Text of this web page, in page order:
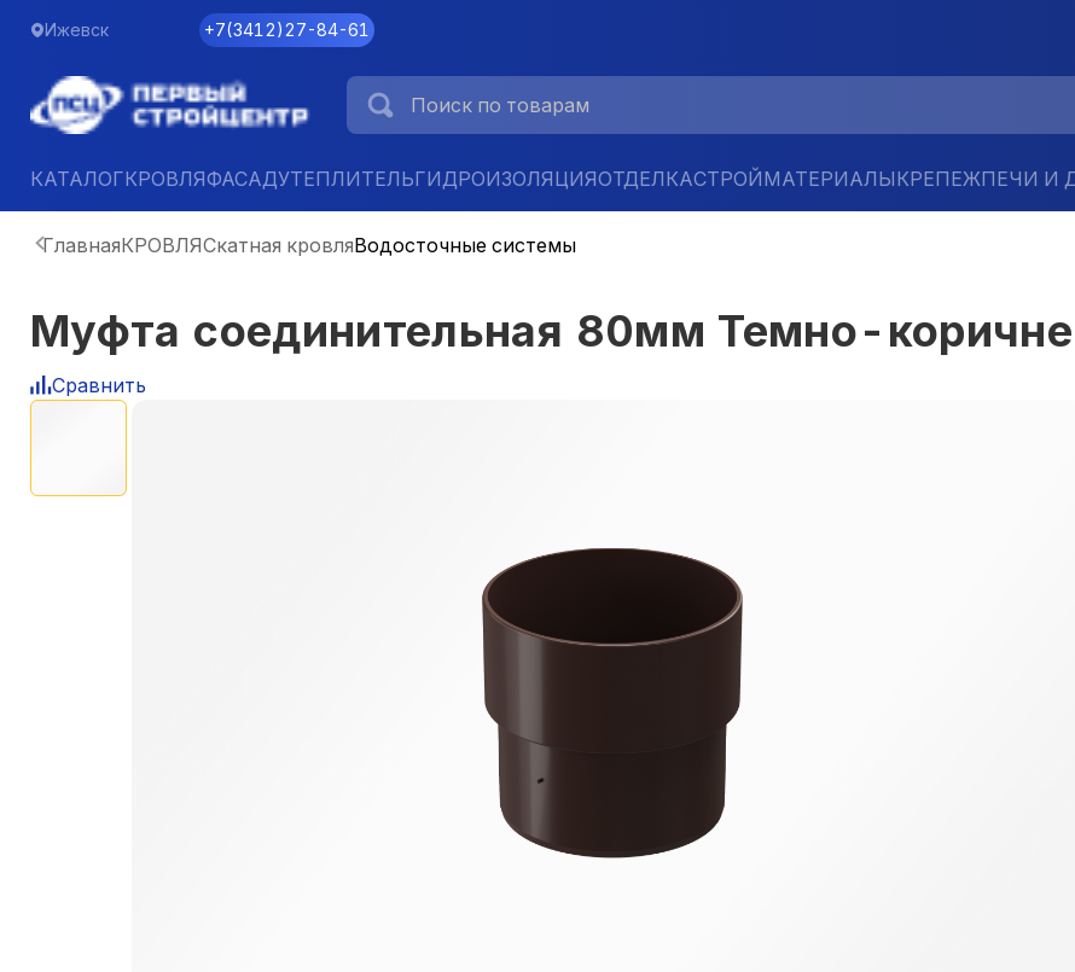
Ижевск +7(3412)27-84-61
КАТАЛОГКРОВЛЯФАСАДУТЕПЛИТЕЛЬГИДРОИЗОЛЯЦИЯОТДЕЛКАСТРОЙМАТЕРИАЛЫКРЕПЕЖПЕЧИ И
ГлавнаяКРОВЛЯСкатная кровляВодосточные системы
Муфта соединительная 80мм Темно-
Сравнить